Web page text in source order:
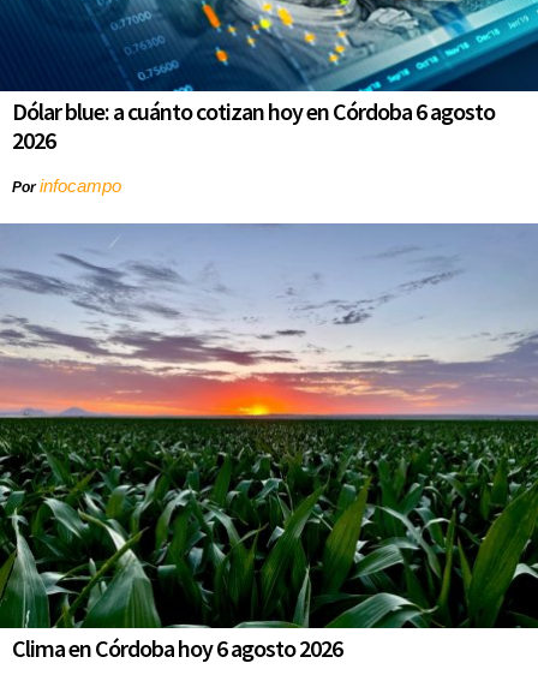
Dólar blue: a cuánto cotizan hoy en Córdoba 6 agosto
2026
Porinfocampo
Clima en Córdoba hoy 6 agosto 2026